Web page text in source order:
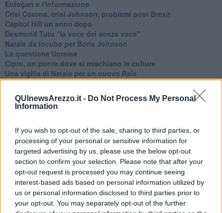
QUInewsArezzo.it - Do Not Process My Personal
Information
If you wish to opt-out of the sale, sharing to third parties, or
processing of your personal or sensitive information for
targeted advertising by us, please use the below opt-out
section to confirm your selection. Please note that after your
opt-out request is processed you may continue seeing
interest-based ads based on personal information utilized by
us or personal information disclosed to third parties prior to
your opt-out. You may separately opt-out of the further
Erdoğan e l'informazione
Crisi Corona, crisi Johnson, problemi post Brexit
Capitol Hill un anno dopo
Desmond Tutu "la voce dei senza voce"
Natale da incubo per Boris Johnson
La questione Ucraina
Cipro, un ponte dove si mischiano le culture
Una vigilia di Natale per un nuovo Rais
La questione israelo-palestinese ignorata dal G20
Erdogan continua a sfidare l'Occidente
Libano, collasso economico e guerra civile
Biden, primo presidente USA non in guerra
Papa Bergoglio vedrà Viktor Orbán
Bennet, un giorno in attesa di Biden
Il ritorno dei talebani
​La lenta agonia del Libano
Sudafrica, è allarme alimentare
Usa di nuovo al centro della geopolitica internazionale
L’appuntamento di Israele con il cambiamento